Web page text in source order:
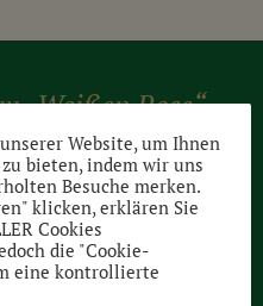
„Weißen Ross“
seit 1398.
Website, um Ihnen
bieten, indem wir uns
Besuche merken.
klicken, erklären Sie
Cookies
die "Cookie-
eine kontrollierte